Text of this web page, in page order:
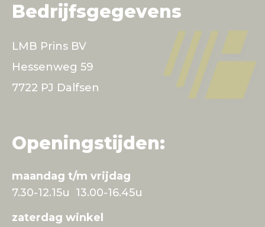
Bedrijfsgegevens
LMB Prins BV
Hessenweg 59
7722 PJ Dalfsen
Openingstijden:
maandag t/m vrijdag
7.30-12.15u 13.00-16.45u
zaterdag winkel